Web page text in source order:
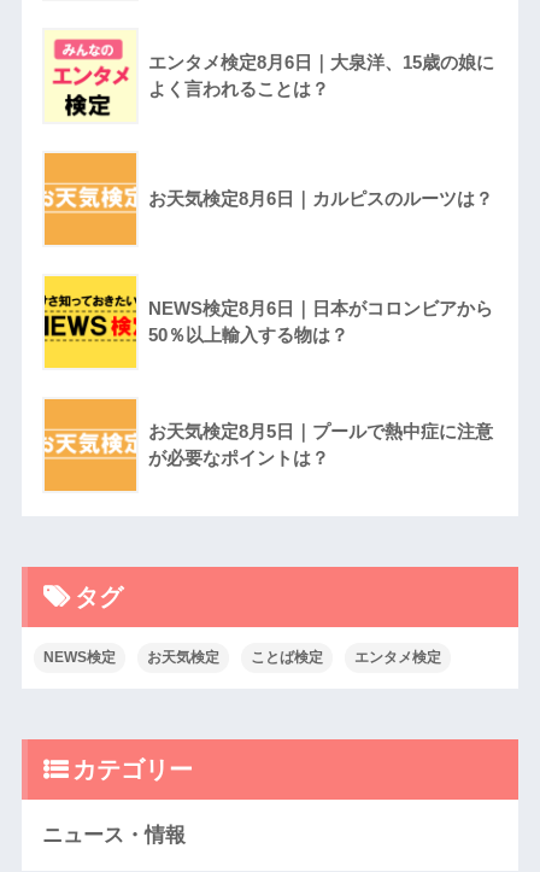
エンタメ検定8月6日｜大泉洋、15歳の娘に
よく言われることは？
お天気検定8月6日｜カルピスのルーツは？
NEWS検定8月6日｜日本がコロンビアから
50％以上輸入する物は？
お天気検定8月5日｜プールで熱中症に注意
が必要なポイントは？
タグ
NEWS検定 お天気検定 ことば検定 エンタメ検定
カテゴリー
ニュース・情報